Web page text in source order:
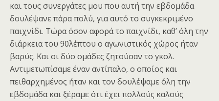
και τους συνεργάτες μου που αυτή την εβδομάδα
δουλέψανε πάρα πολύ, για αυτό το συγκεκριμένο
παιχνίδι. Τώρα όσον αφορά το παιχνίδι, καθ’ όλη την
διάρκεια του 90λέπτου ο αγωνιστικός χώρος ήταν
βαρύς. Και οι δύο ομάδες ζητούσαν το γκολ.
Αντιμετωπίσαμε έναν αντίπαλο, ο οποίος και
πειθαρχημένος ήταν και τον δουλέψαμε όλη την
εβδομάδα και ξέραμε ότι έχει πολλούς καλούς